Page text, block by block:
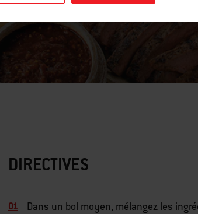
DIRECTIVES
Dans un bol moyen, mélangez les